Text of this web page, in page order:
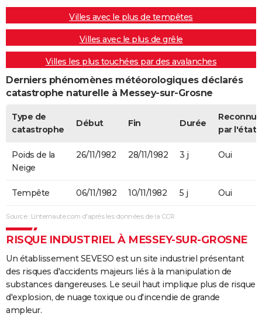
Villes avec le plus de tempêtes
Villes avec le plus de grêle
Villes les plus touchées par des avalanches
Derniers phénomènes météorologiques déclarés
catastrophe naturelle à Messey-sur-Grosne
Type de
catastrophe
Début Fin Durée
Reconnue
par l'état
Poids de la
Neige
26/11/1982 28/11/1982 3 j Oui
Tempête 06/11/1982 10/11/1982 5 j Oui
Source : Linternaute.com d'après les données de la CCR
RISQUE INDUSTRIEL À MESSEY-SUR-GROSNE
Un établissement SEVESO est un site industriel présentant
des risques d'accidents majeurs liés à la manipulation de
substances dangereuses. Le seuil haut implique plus de risque
d'explosion, de nuage toxique ou d'incendie de grande
ampleur.